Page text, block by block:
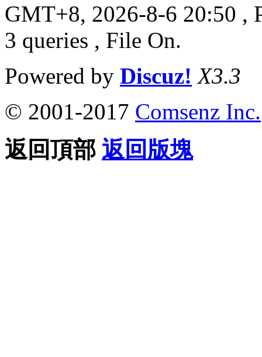
GMT+8, 2026-8-6 20:50 ,
3 queries , File On.
Powered by Discuz! X3.3
© 2001-2017 Comsenz Inc.
返回頂部 返回版塊